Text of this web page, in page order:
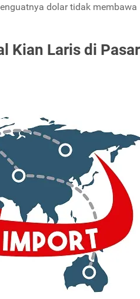
dolar tidak membawa
Kian Laris di